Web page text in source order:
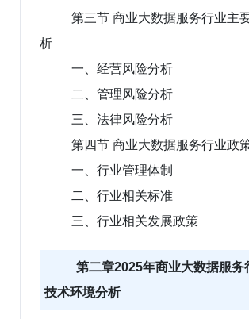
第三节 商业大数据服务行业主
析
一、经营风险分析
二、管理风险分析
三、法律风险分析
第四节 商业大数据服务行业政
一、行业管理体制
二、行业相关标准
三、行业相关发展政策
第二章2025年商业大数据服务
技术环境分析